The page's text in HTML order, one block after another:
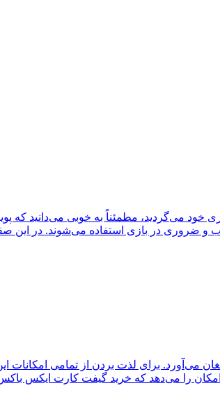
و ضروری در بازی استفاده می‌شوند. در این
می‌آورد. برای لذت بردن از تمامی امکانات
را می‌دهد که خرید گیفت کارت ایکس باکس